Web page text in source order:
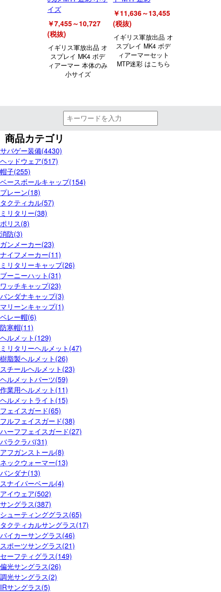
イズ
￥7,455～10,727
(税抜)
イギリス軍放出品 オ
スプレイ MK4 ボデ
ィアーマー 本体のみ
小サイズ
￥11,636～13,455
(税抜)
イギリス軍放出品 オ
スプレイ MK4 ボデ
ィアーマーセット
MTP迷彩 はこちら
商品カテゴリ
サバゲー装備(4430)
ヘッドウェア(517)
帽子(255)
ベースボールキャップ(154)
プレーン(18)
タクティカル(57)
ミリタリー(38)
ポリス(8)
消防(3)
ガンメーカー(23)
ナイフメーカー(11)
ミリタリーキャップ(26)
ブーニーハット(31)
ワッチキャップ(23)
バンダナキャップ(3)
マリーンキャップ(1)
ベレー帽(6)
防寒帽(11)
ヘルメット(129)
ミリタリーヘルメット(47)
樹脂製ヘルメット(26)
スチールヘルメット(23)
ヘルメットパーツ(59)
作業用ヘルメット(11)
ヘルメットライト(15)
フェイスガード(65)
フルフェイスガード(38)
ハーフフェイスガード(27)
バラクラバ(31)
アフガンストール(8)
ネックウォーマー(13)
バンダナ(13)
スナイパーベール(4)
アイウェア(502)
サングラス(387)
シューティンググラス(65)
タクティカルサングラス(17)
バイカーサングラス(46)
スポーツサングラス(21)
セーフティグラス(149)
偏光サングラス(26)
調光サングラス(2)
IRサングラス(5)